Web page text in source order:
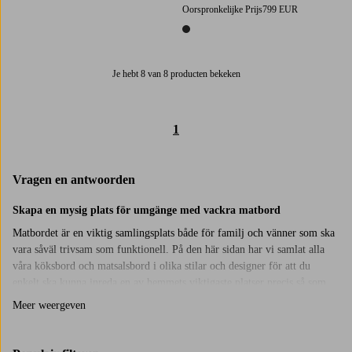
Oorspronkelijke Prijs799 EUR
1 kleur
Je hebt 8 van 8 producten bekeken
1
Vragen en antwoorden
Skapa en mysig plats för umgänge med vackra matbord
Matbordet är en viktig samlingsplats både för familj och vänner som ska
vara såväl trivsam som funktionell. På den här sidan har vi samlat alla
våra köksbord och matsalsbord i olika stilar och designer för att du
du önskar. Vissa föredrar matbord av trä i en minimalistisk stil för att
blickfång. Vi har något för alla och du väljer själv om du vill köpa till
Meer weergeven